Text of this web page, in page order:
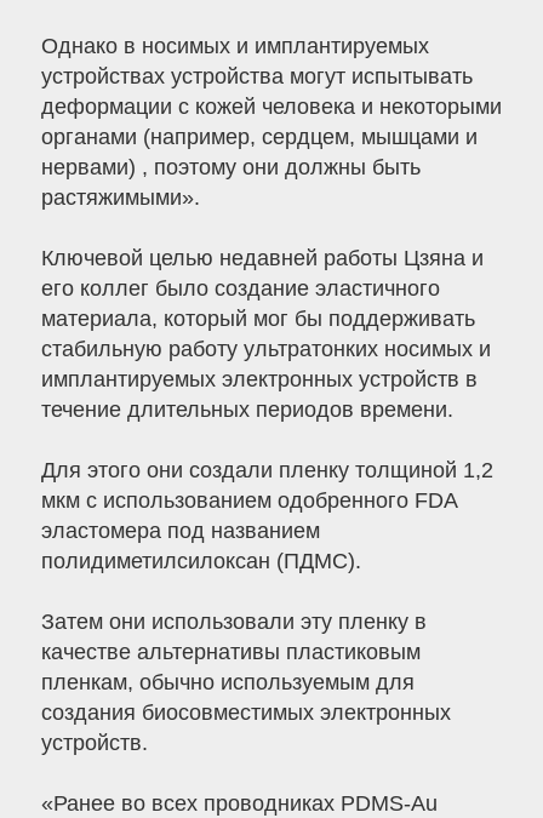
Однако в носимых и имплантируемых
устройствах устройства могут испытывать
деформации с кожей человека и некоторыми
органами (например, сердцем, мышцами и
нервами) , поэтому они должны быть
растяжимыми».
Ключевой целью недавней работы Цзяна и
его коллег было создание эластичного
материала, который мог бы поддерживать
стабильную работу ультратонких носимых и
имплантируемых электронных устройств в
течение длительных периодов времени.
Для этого они создали пленку толщиной 1,2
мкм с использованием одобренного FDA
эластомера под названием
полидиметилсилоксан (ПДМС).
Затем они использовали эту пленку в
качестве альтернативы пластиковым
пленкам, обычно используемым для
создания биосовместимых электронных
устройств.
«Ранее во всех проводниках PDMS-Au